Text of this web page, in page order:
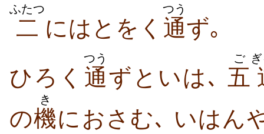
二
ふたつ
にはとをく 通
つう
ず｡
ひろく 通
つう
ずといは､ 五
ご
の機
き
におさむ､ いはん